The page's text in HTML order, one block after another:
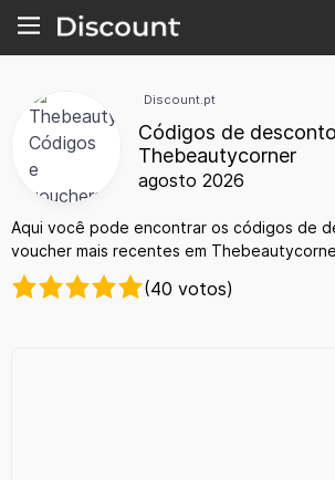
Discount.pt
Códigos de
Thebeautycorner
agosto 2026
Aqui você pode encontrar os códigos de
voucher mais recentes em
(40 votos)